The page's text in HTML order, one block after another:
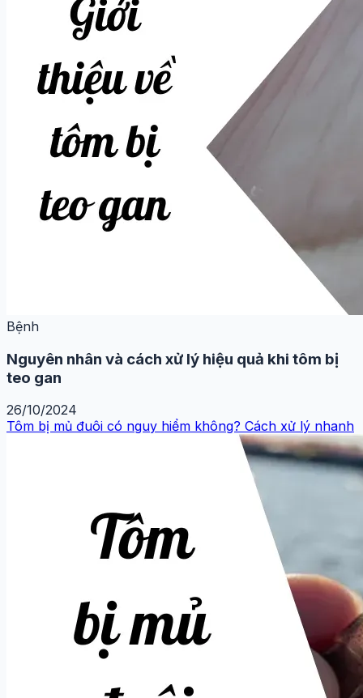
Bệnh
Nguyên nhân và cách xử lý hiệu quả khi tôm bị
teo gan
26/10/2024
Tôm bị mủ đuôi có nguy hiểm không? Cách xử lý nhanh